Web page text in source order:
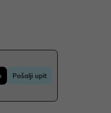
Pošalji upit